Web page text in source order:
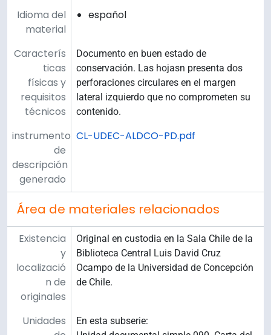
Idioma del
material
español
Caracterís
ticas
físicas y
requisitos
técnicos
Documento en buen estado de
conservación. Las hojasn presenta dos
perforaciones circulares en el margen
lateral izquierdo que no comprometen su
contenido.
instrumento
de
descripción
generado
CL-UDEC-ALDCO-PD.pdf
Área de materiales relacionados
Existencia
y
localizació
n de
originales
Original en custodia en la Sala Chile de la
Biblioteca Central Luis David Cruz
Ocampo de la Universidad de Concepción
de Chile.
Unidades
En esta subserie: